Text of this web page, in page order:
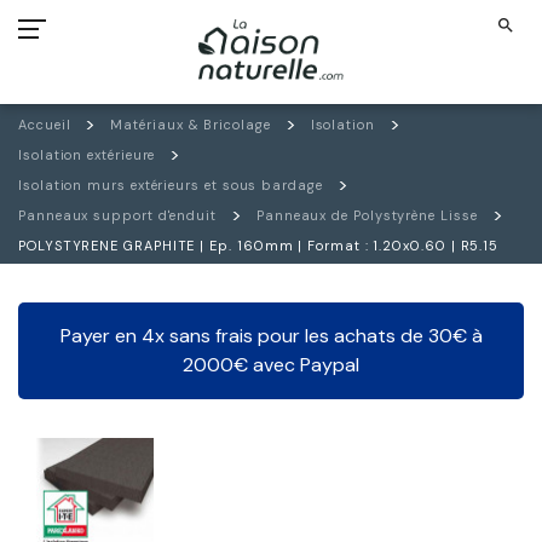
search
Accueil Matériaux & Bricolage
Isolation
Isolation extérieure
Isolation murs extérieurs et sous bardage
Panneaux support d'enduit
Panneaux de Polystyrène Lisse
POLYSTYRENE GRAPHITE | Ep. 160mm | Format : 1.20x0.60 | R5.15
Payer en 4x sans frais pour les achats de 30€ à
2000€ avec Paypal